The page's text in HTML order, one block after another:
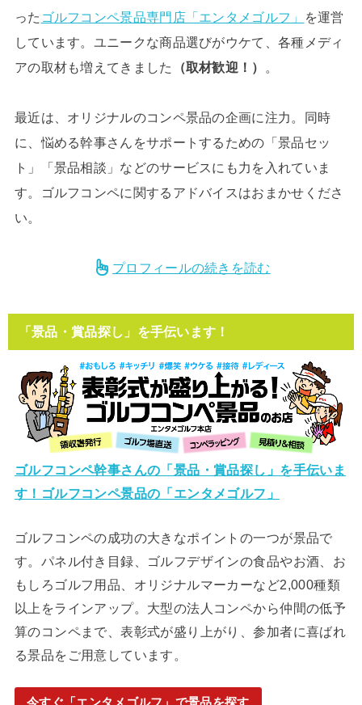
った ゴルフコンペ景品専門店「エンタメゴルフ」
を運営
しています。ユニークな商品選びがウケて、各種メディ
アの取材も増えてきました
（取材歓迎！）
最近は、オリジナルのコンペ景品の企画に注力。同時
に、悩める幹事さんをサポートするための「景品セッ
ト」「景品相談」などのサービスにも力を入れていま
す。ゴルフコンペに関するアドバイスはおまかせくださ
い。
プロフィールの続きを読む
「景品・賞品探し」を手伝います！
ゴルフコンペ幹事さんの「景品・賞品探し」を手伝いま
す！ゴルフコンペ景品の「エンタメゴルフ」
ゴルフコンペの成功の大きなポイントの一つが景品で
す。パネル付き目録、ゴルフデザインの食品やお酒、お
もしろゴルフ用品、オリジナルマーカーなど2,000種類
以上をラインアップ。大型の法人コンペから仲間の低予
算のコンペまで、表彰式が盛り上がり、参加者に喜ばれ
る景品をご用意しています。
今すぐ「エンタメゴルフ」で景品を探す